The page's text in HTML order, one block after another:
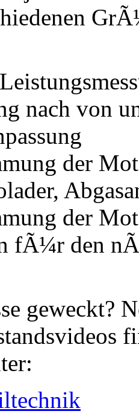
nach von
der
der
fÃ¼r den
geweckt?